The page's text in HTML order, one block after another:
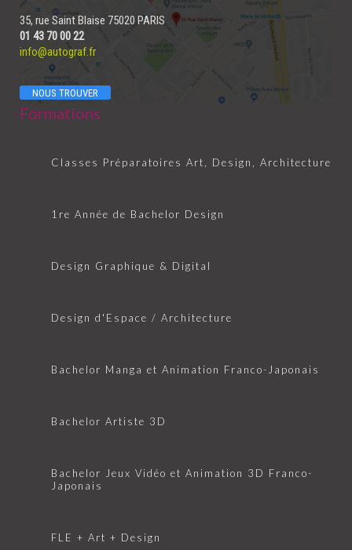
35, rue Saint Blaise 75020 PARIS
01 43 70 00 22
info@autograf.fr
NOUS TROUVER
Formations
Classes Préparatoires Art, Design, Architecture
1re Année de Bachelor Design
Design Graphique & Digital
Design d'Espace / Architecture
Bachelor Manga et Animation Franco-Japonais
Bachelor Artiste 3D
Bachelor Jeux Vidéo et Animation 3D Franco-
Japonais
FLE + Art + Design